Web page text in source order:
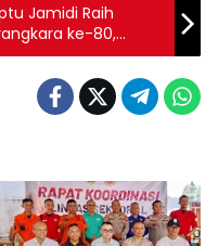
Jamidi Raih
ke-80,
Jagung 2026